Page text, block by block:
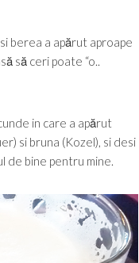
berea a apărut aproape
să ceri poate “o..
in care a apărut
si bruna (Kozel), si desi
de bine pentru mine.